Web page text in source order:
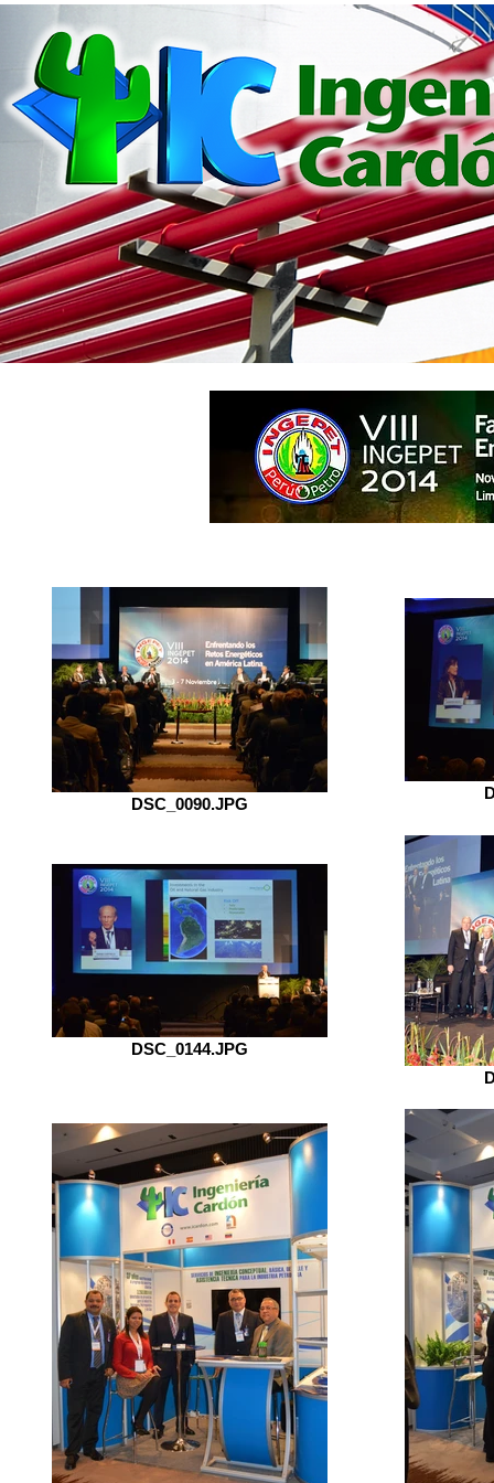
DSC_0090.JPG
DSC_0144.JPG